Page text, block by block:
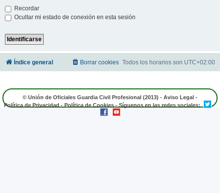
Recordar
Ocultar mi estado de conexión en esta sesión
Índice general Todos los horarios son UTC+02:00
Borrar cookies
© Unión de Oficiales Guardia Civil Profesional (2013) - Aviso Legal -
Política de Privacidad - Política de Cookies - Síguenos en las redes sociales: